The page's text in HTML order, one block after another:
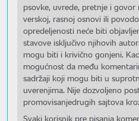
psovke, uvrede, pretnje i govor
verskoj, rasnoj osnovi ili
opredeljenosti neće biti
stavove isključivo njihovih
mogu biti i krivično gonjeni.
mogućnost da među
sadržaji koji mogu biti u
uverenjima. Nije dozvoljeno
promovisanjedrugih sajtova
Svaki korisnik pre pisanja